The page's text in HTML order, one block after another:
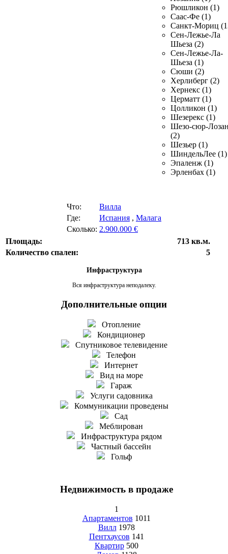
Рюшликон (1)
Саас-Фе (1)
Санкт-Мориц
Сен-Лежье-Ла
Шьеза (2)
Сен-Лежье-Ла-
Шьеза (1)
Сюши (2)
Херлиберг (2)
Хернекс (1)
Церматт (1)
Цолликон (1)
Шезерекс (1)
Шезо-сюр-
(2)
Шезьер (1)
ШиндельЛее (1)
Эпаленж (1)
Эрленбах (1)
Что:
Вилла
Где:
Испания , Малага
Сколько: 2.900.000 €
Площадь:
713 кв.м.
Количество спален:
5
Инфраструктура
Вся инфраструктура неподалеку.
Дополнительные опции
Отопление
Кондиционер
Спутниковое телевидение
Телефон
Интернет
Вид на море
Гараж
Услуги садовника
Коммуникации проведены
Сад
Меблирован
Инфраструктура рядом
Частный бассейн
Гольф
Недвижимость в продаже
1
Апартаментов 1011
Вилл 1978
Пентхаусов 141
Квартир 500